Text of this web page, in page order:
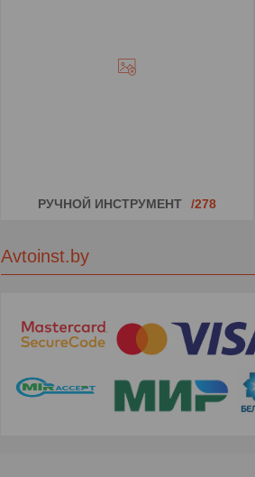
РУЧНОЙ ИНСТРУМЕНТ 278
Avtoinst.by